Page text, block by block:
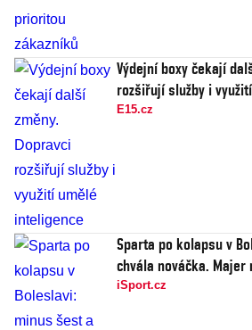
Výdejní boxy čekají
rozšiřují služby i
E15.cz
Sparta po kolapsu v
chvála nováčka. Majer
iSport.cz